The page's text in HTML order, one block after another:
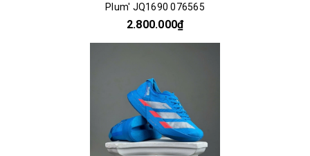
Plum' JQ1690 076565
2.800.000₫